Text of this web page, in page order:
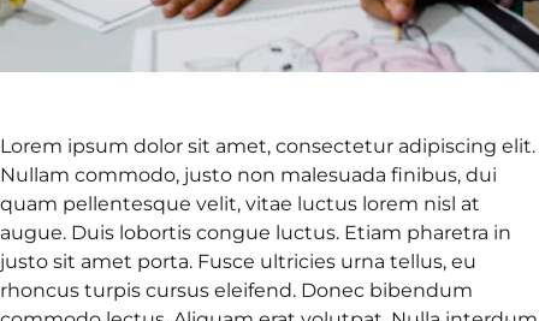
Lorem ipsum dolor sit amet, consectetur adipiscing elit.
Nullam commodo, justo non malesuada finibus, dui
quam pellentesque velit, vitae luctus lorem nisl at
augue. Duis lobortis congue luctus. Etiam pharetra in
justo sit amet porta. Fusce ultricies urna tellus, eu
rhoncus turpis cursus eleifend. Donec bibendum